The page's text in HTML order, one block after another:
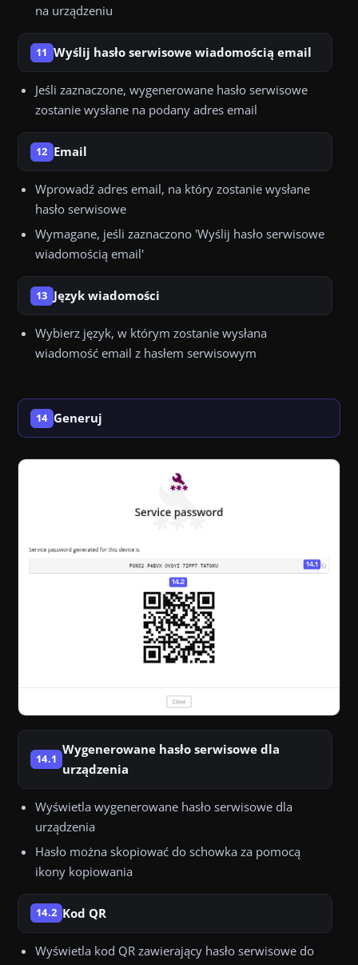
na urządzeniu
11 Wyślij hasło serwisowe wiadomością email
Jeśli zaznaczone, wygenerowane hasło serwisowe
zostanie wysłane na podany adres email
12 Email
Wprowadź adres email, na który zostanie wysłane
hasło serwisowe
Wymagane, jeśli zaznaczono 'Wyślij hasło serwisowe
wiadomością email'
13 Język wiadomości
Wybierz język, w którym zostanie wysłana
wiadomość email z hasłem serwisowym
14 Generuj
14.1
Wygenerowane hasło serwisowe dla
urządzenia
Wyświetla wygenerowane hasło serwisowe dla
urządzenia
Hasło można skopiować do schowka za pomocą
ikony kopiowania
14.2 Kod QR
Wyświetla kod QR zawierający hasło serwisowe do